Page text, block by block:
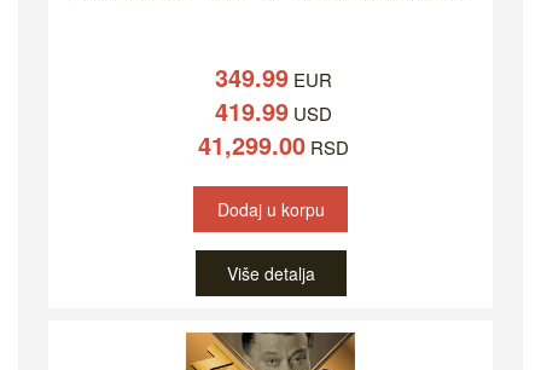
349.99 EUR
419.99 USD
41,299.00 RSD
Dodaj u korpu
Više detalja